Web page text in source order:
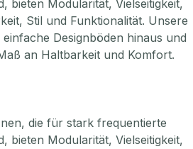
bieten Modularität, Vielseitigkeit,
Stil und Funktionalität. Unsere
Designböden hinaus und
an Haltbarkeit und Komfort.
die für stark frequentierte
bieten Modularität, Vielseitigkeit,